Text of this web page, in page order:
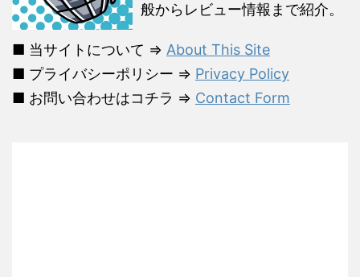
般からレビュー情報まで紹介。
■ 当サイトについて ⇒ About This Site
■ プライバシーポリシー ⇒ Privacy Policy
■ お問い合わせはコチラ ⇒ Contact Form